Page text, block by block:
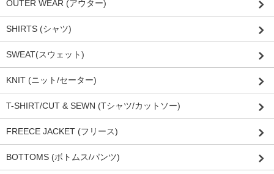
OUTER WEAR (アウター)
SHIRTS (シャツ)
SWEAT(スウェット)
KNIT (ニット/セーター)
T-SHIRT/CUT & SEWN (Tシャツ/カットソー)
FREECE JACKET (フリース)
BOTTOMS (ボトムス/パンツ)